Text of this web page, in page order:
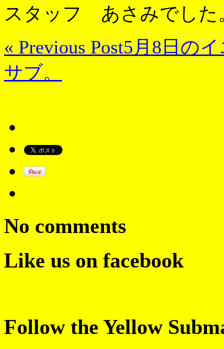
スタッフ あさみでした
« Previous Post5月8日の
サブ。
No comments
Like us on facebook
Follow the Yellow